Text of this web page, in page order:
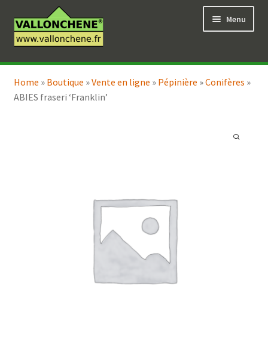
à
la
au
contenu
Menu
Vente en ligne
menu
Coaching pour le jardin
Ouvrir
Home » Boutique »Vente en ligne » Pépinière »Conifères »
ABIES fraseri ‘Franklin’